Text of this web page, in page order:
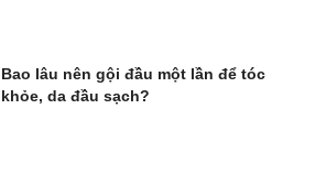
Bao lâu nên gội đầu một lần để tóc
khỏe, da đầu sạch?